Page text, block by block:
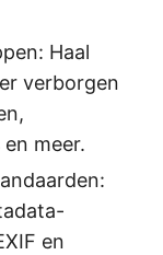
Haal
verborgen
meer.
en